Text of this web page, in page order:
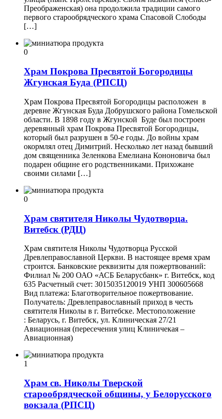
Преображенская) она продолжила традиции самого
первого старообрядческого храма Спасовой Слободы
[…]
0
Храм Покрова Пресвятой Богородицы
Жгунская Буда (РПСЦ)
Храм Покрова Пресвятой Богородицы расположен в
деревне Жгунская Буда Добрушского района Гомельской
области. В 1898 году в Жгунской Буде был построен
деревянный храм Покрова Пресвятой Богородицы,
который был разрушен в 50-е годы. До войны храм
окормлял отец Димитрий. Несколько лет назад бывший
дом священника Зеленкова Емелиана Кононовича был
подарен общине его родственниками. Прихожане
своими силами […]
0
Храм святителя Николы Чудотворца.
Витебск (РДЦ)
Храм святителя Николы Чудотворца Русской
Древлеправославной Церкви. В настоящее время храм
строится. Банковские реквизиты для пожертвований:
Филиал № 200 ОАО «АСБ Беларусбанк» г. Витебск, код
635 Расчетный счет: 3015035120019 УНП 300605668
Вид платежа: Благотворительное пожертвование.
Получатель: Древлеправославный приход в честь
святителя Николы в г. Витебске. Местоположение
: Беларусь, г. Витебск, ул. Клиническая 27/21
Авиационная (пересечения улиц Клиничекая –
Авиационная)
1
Храм св. Николы Тверской
старообрядческой общины, у Белорусского
вокзала (РПСЦ)